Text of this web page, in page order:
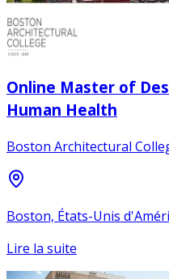
Online Master of
Human Health
Boston Architectural
Boston, États-Unis
Lire la suite